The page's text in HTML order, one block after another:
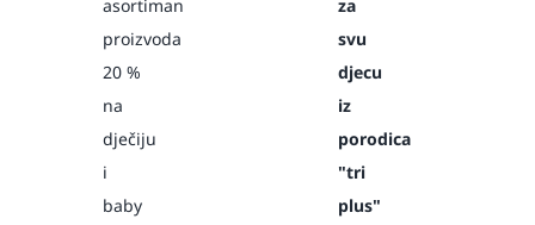
asortiman
proizvoda
20 %
na
dječiju
i
baby
za
svu
djecu
iz
porodica
"tri
plus"